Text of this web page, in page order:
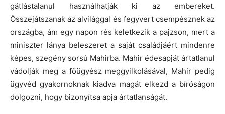
gátlástalanul használhatják ki az embereket.
Összejátszanak az alvilággal és fegyvert csempésznek az
országba, ám egy napon rés keletkezik a pajzson, mert a
miniszter lánya beleszeret a saját családjáért mindenre
képes, szegény sorsú Mahirba. Mahir édesapját ártatlanul
vádolják meg a főügyész meggyilkolásával, Mahir pedig
ügyvéd gyakornoknak kiadva magát elkezd a bíróságon
dolgozni, hogy bizonyítsa apja ártatlanságát.